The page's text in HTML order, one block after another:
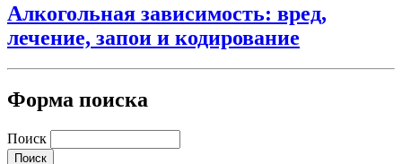
Алкогольная зависимость: вред,
лечение, запои и кодирование
Форма поиска
Поиск